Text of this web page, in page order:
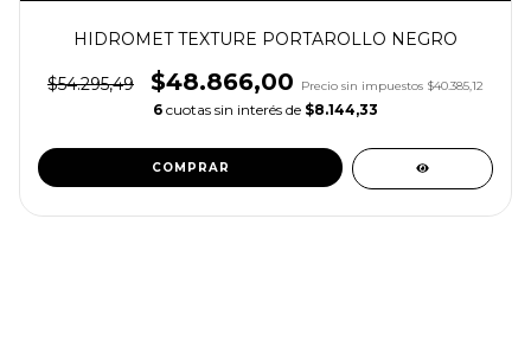
HIDROMET TEXTURE PORTAROLLO NEGRO
$54.295,49 $48.866,00 Precio sin impuestos $40.385,12
6 cuotas sin interés de $8.144,33